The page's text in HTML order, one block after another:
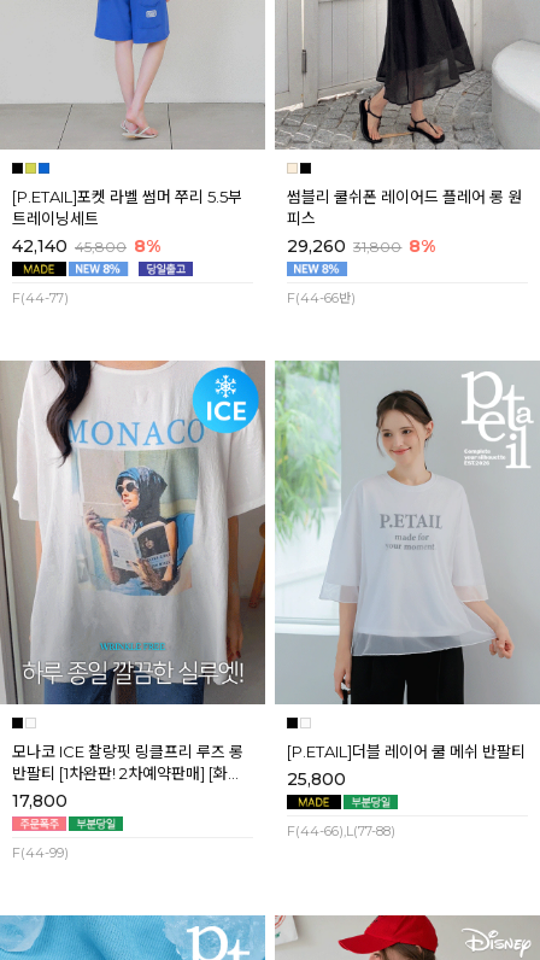
[P.ETAIL]포켓 라벨 썸머 쭈리 5.5부
트레이닝세트
42,140 45,800 8%
F(44-77)
썸블리 쿨쉬폰 레이어드 플레어 롱 원
피스
29,260 31,800 8%
F(44-66반)
모나코 ICE 찰랑핏 링클프리 루즈 롱
반팔티 [1차완판! 2차예약판매] [화이
트] 8월첫째주 순차배송
17,800
F(44-99)
[P.ETAIL]더블 레이어 쿨 메쉬 반팔티
25,800
F(44-66),L(77-88)